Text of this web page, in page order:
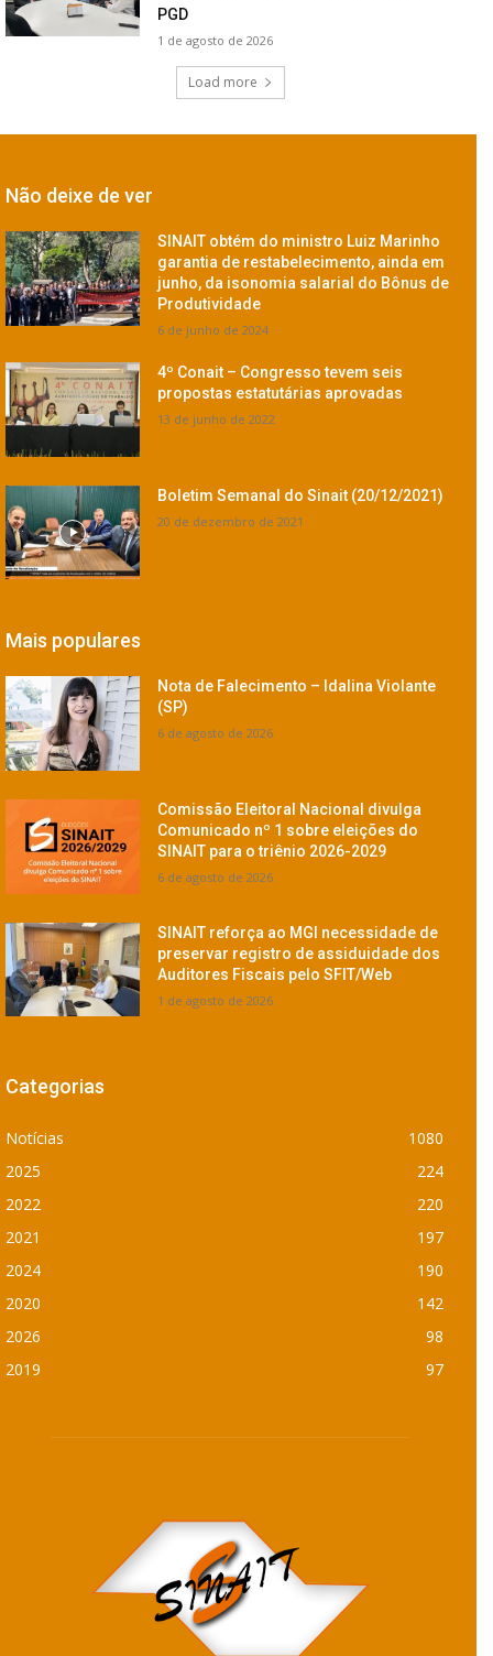
PGD
1 de agosto de 2026
Load more
Não deixe de ver
SINAIT obtém do ministro Luiz Marinho
garantia de restabelecimento, ainda em
junho, da isonomia salarial do Bônus de
Produtividade
6 de junho de 2024
4º Conait – Congresso tevem seis
propostas estatutárias aprovadas
13 de junho de 2022
Boletim Semanal do Sinait (20/12/2021)
20 de dezembro de 2021
Mais populares
Nota de Falecimento – Idalina Violante
(SP)
6 de agosto de 2026
Comissão Eleitoral Nacional divulga
Comunicado nº 1 sobre eleições do
SINAIT para o triênio 2026-2029
6 de agosto de 2026
SINAIT reforça ao MGI necessidade de
preservar registro de assiduidade dos
Auditores Fiscais pelo SFIT/Web
1 de agosto de 2026
Categorias
Notícias
1080
2025
224
2022
220
2021
197
2024
190
2020
142
2026
98
2019
97